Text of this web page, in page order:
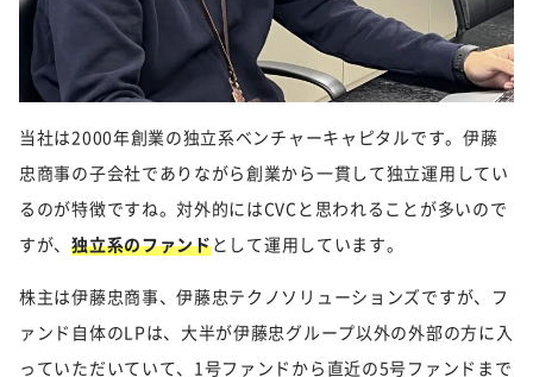
当社は2000年創業の独立系ベンチャーキャピタルです。伊藤
忠商事の子会社でありながら創業から一貫して独立運用してい
るのが特徴ですね。対外的にはCVCと思われることが多いので
すが、独立系のファンドとして運用しています。
株主は伊藤忠商事、伊藤忠テクノソリューションズですが、フ
ァンド自体のLPは、大半が伊藤忠グループ以外の外部の方に入
っていただいていて、1号ファンドから直近の5号ファンドまで